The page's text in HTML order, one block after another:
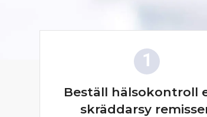
Beställ hälsokontroll
skräddarsy